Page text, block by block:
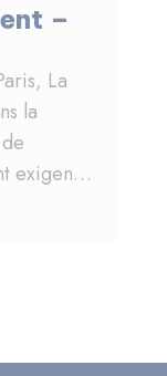
–
La
la
exigence
et